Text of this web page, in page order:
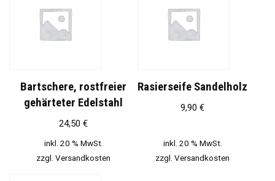
Bartschere, rostfreier
gehärteter Edelstahl
24,50 €
inkl. 20 % MwSt.
zzgl. Versandkosten
Rasierseife Sandelholz
9,90 €
inkl. 20 % MwSt.
zzgl. Versandkosten